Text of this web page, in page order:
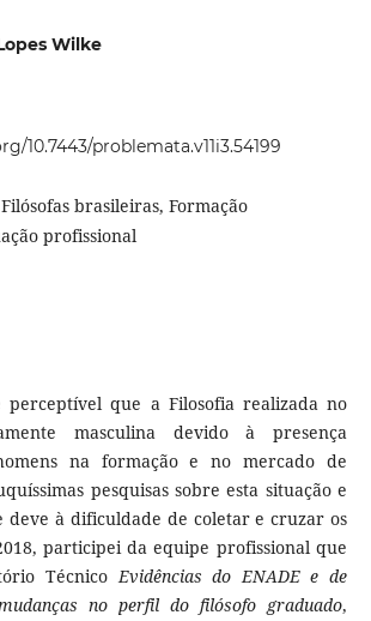
Wilke
10.7443/problemata.v11i3.54199
Filósofas brasileiras, Formação
profissional
perceptível que a Filosofia realizada no
masculina devido à presença
na formação e no mercado de
pesquisas sobre esta situação e
deve à dificuldade de coletar e cruzar os
participei da equipe profissional que
TécnicoEvidências do ENADE e de
no perfil do filósofo graduado,